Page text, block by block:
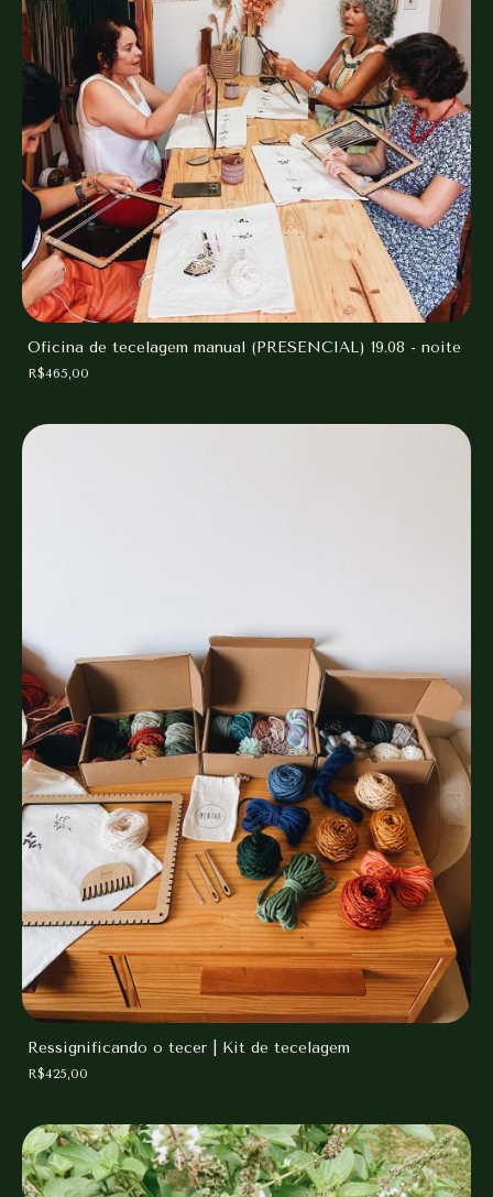
Oficina de tecelagem manual (PRESENCIAL) 19.08 - noite
R$465,00
Ressignificando o tecer | Kit de tecelagem
R$425,00